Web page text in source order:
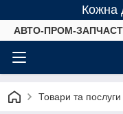
Кожна
АВТО-ПРОМ-
Товари та послуги